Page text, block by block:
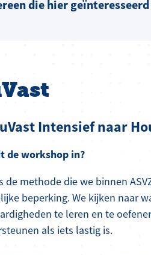
die hier
Intensief naar
de workshop in?
de methode die we binnen
beperking. We kijken naar
te leren en te
als iets lastig is.